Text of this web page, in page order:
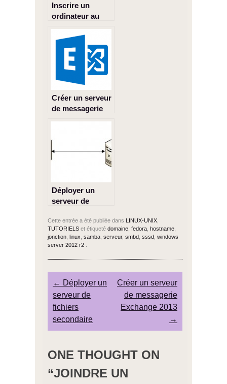
Inscrire un
ordinateur au
Créer un serveur
de messagerie
Déployer un
serveur de
secondaire
Cette entrée a été publiée dans LINUX-UNIX
TUTORIELS et étiqueté domaine fedora hostname
jonction linux samba serveur, smbd sssd windows
server 2012 r2
Post navigation
← Déployer un
serveur de
fichiers
secondaire
Créer un serveur
de messagerie
Exchange 2013
→
ONE THOUGHT ON
“JOINDRE UN